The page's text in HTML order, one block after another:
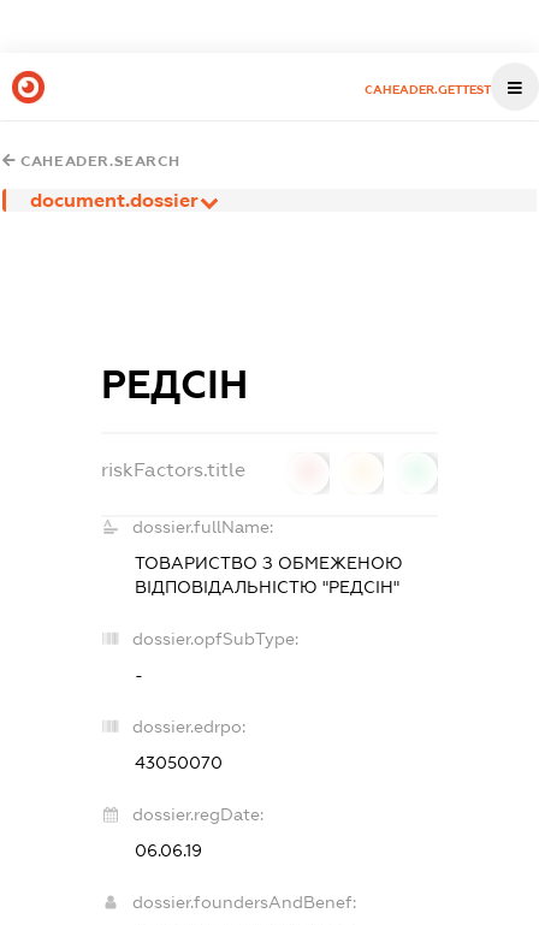
CAHEADER.GETTEST
CAHEADER.SEARCH
document.dossier
РЕДСІН
riskFactors.title
dossier.fullName:
ТОВАРИСТВО З ОБМЕЖЕНОЮ
ВІДПОВІДАЛЬНІСТЮ "РЕДСІН"
dossier.opfSubType:
-
dossier.edrpo:
43050070
dossier.regDate:
06.06.19
dossier.foundersAndBenef: